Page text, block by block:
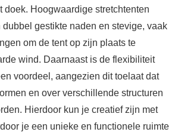
doek. Hoogwaardige stretchtenten
gestikte naden en stevige, vaak
om de tent op zijn plaats te
wind. Daarnaast is de flexibiliteit
voordeel, aangezien dit toelaat dat
en over verschillende structuren
Hierdoor kun je creatief zijn met
je een unieke en functionele ruimte